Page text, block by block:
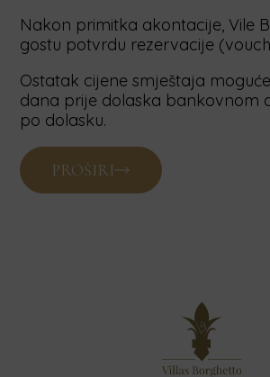
Nakon primitka akontacije, Vile
gostu potvrdu rezervacije
Ostatak cijene smještaja
dana prije dolaska bankovnom
po dolasku.
CIJENA USLUGE I VALUTA
nisu uključene u cijenu te će se
dodatno naplatiti, kao posebna
Prema važećem Zakonu o
PROŠIRI